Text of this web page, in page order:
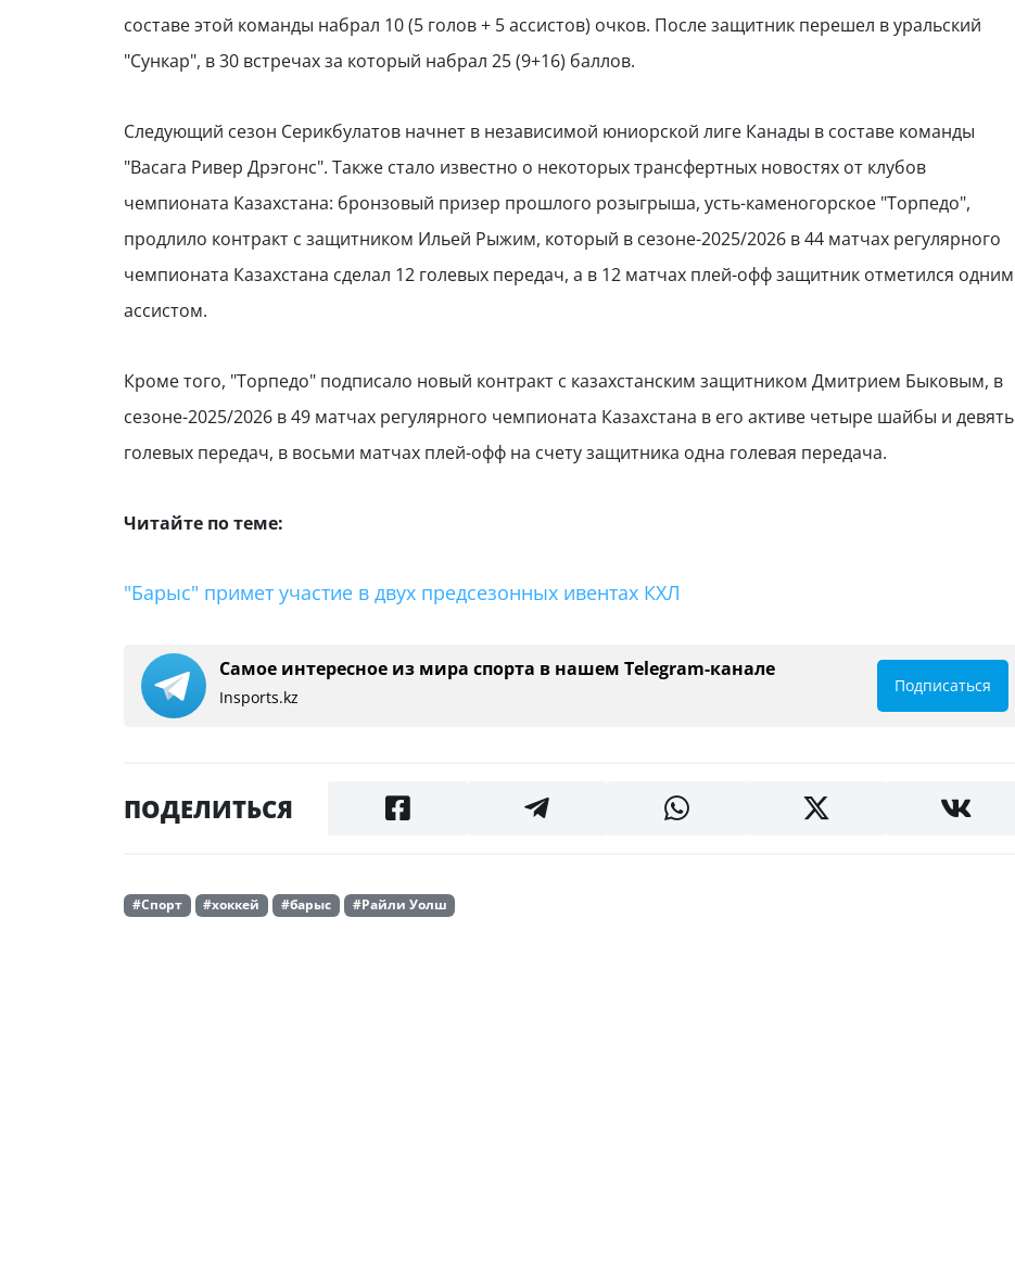
составе этой команды набрал 10 (5 голов + 5 ассистов) очков. После защитник перешел в уральский
"Сункар", в 30 встречах за который набрал 25 (9+16) баллов.
Следующий сезон Серикбулатов начнет в независимой юниорской лиге Канады в составе команды
"Васага Ривер Дрэгонс". Также стало известно о некоторых трансфертных новостях от клубов
чемпионата Казахстана: бронзовый призер прошлого розыгрыша, усть-каменогорское "Торпедо",
продлило контракт с защитником Ильей Рыжим, который в сезоне-2025/2026 в 44 матчах регулярного
чемпионата Казахстана сделал 12 голевых передач, а в 12 матчах плей-офф защитник отметился одним
ассистом.
Кроме того, "Торпедо" подписало новый контракт с казахстанским защитником Дмитрием Быковым, в
сезоне-2025/2026 в 49 матчах регулярного чемпионата Казахстана в его активе четыре шайбы и девять
голевых передач, в восьми матчах плей-офф на счету защитника одна голевая передача.
Читайте по теме:
"Барыс" примет участие в двух предсезонных ивентах КХЛ
Самое интересное из мира спорта в нашем Telegram-канале
Insports.kz
Подписаться
ПОДЕЛИТЬСЯ
#Спорт #хоккей #барыс #Райли Уолш